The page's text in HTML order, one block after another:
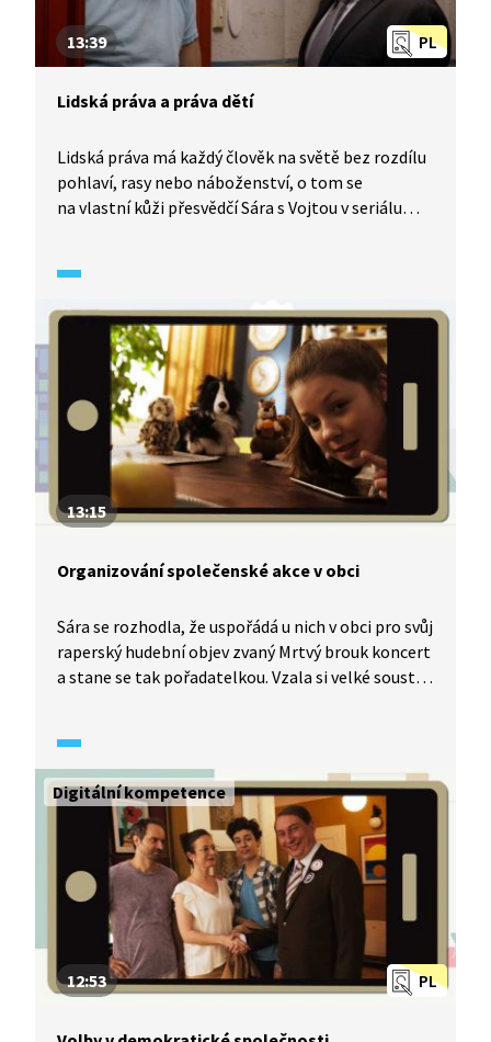
PL
13:39
Lidská práva a práva dětí
Lidská práva má každý člověk na světě bez rozdílu
pohlaví, rasy nebo náboženství, o tom se
na vlastní kůži přesvědčí Sára s Vojtou v seriálu
o právech dítěte, novinářské schopnosti sousedky
Lidu a demonstraci proti potlačování lidských
a dětských práv. Z hlediska práva nejsou ani děti
samy a bezmocné!
13:15
Organizování společenské akce v obci
Sára se rozhodla, že uspořádá u nich v obci pro svůj
raperský hudební objev zvaný Mrtvý brouk koncert
a stane se tak pořadatelkou. Vzala si velké sousto,
Sárou vsadí. Na zasedání obecního zastupitelstva
je pořádání koncertu odsouhlaseno a obec si bere
akci na starost. Objevuje se však petice. Kdo tedy
sázku vyhraje? Sára nebo Vojta? A kdo je tajemný
Mrtvý brouk?
Digitální kompetence
PL
12:53